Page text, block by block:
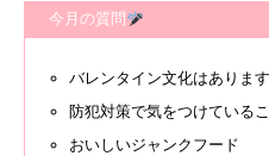
今月の質問
バレンタイン文化はありま
防犯対策で気をつけている
おいしいジャンクフード